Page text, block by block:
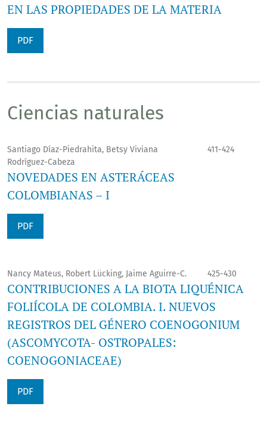
EN LAS PROPIEDADES DE LA MATERIA
PDF
Ciencias naturales
Santiago Díaz-Piedrahita, Betsy Viviana
Rodríguez-Cabeza
411-424
NOVEDADES EN ASTERÁCEAS
COLOMBIANAS – I
PDF
Nancy Mateus, Robert Lücking, Jaime Aguirre-C. 425-430
CONTRIBUCIONES A LA BIOTA LIQUÉNICA
FOLIÍCOLA DE COLOMBIA. I. NUEVOS
REGISTROS DEL GÉNERO COENOGONIUM
(ASCOMYCOTA- OSTROPALES:
COENOGONIACEAE)
PDF